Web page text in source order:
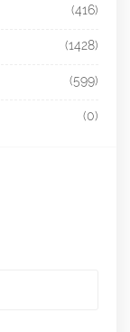
(416)
(1428)
(599)
(0)